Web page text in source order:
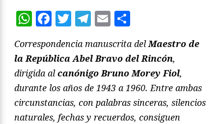
WhatsApp
Facebook
Twitter
Telegram
Email
Correspondencia manuscrita delMaestro de
la República Abel Bravo del Rincón,
dirigida alcanónigo Bruno Morey Fiol,
durante los años de 1943 a 1960. Entre ambas
circunstancias, con palabras sinceras, silencios
naturales, fechas y recuerdos, consiguen